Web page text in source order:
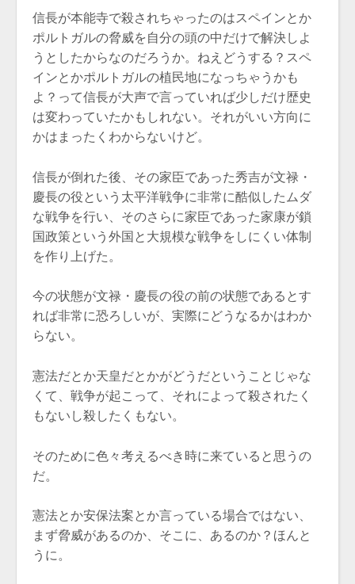
信長が本能寺で殺されちゃったのはスペインとか
ポルトガルの脅威を自分の頭の中だけで解決しよ
うとしたからなのだろうか。ねえどうする？スペ
インとかポルトガルの植民地になっちゃうかも
よ？って信長が大声で言っていれば少しだけ歴史
は変わっていたかもしれない。それがいい方向に
かはまったくわからないけど。
信長が倒れた後、その家臣であった秀吉が文禄・
慶長の役という太平洋戦争に非常に酷似したムダ
な戦争を行い、そのさらに家臣であった家康が鎖
国政策という外国と大規模な戦争をしにくい体制
を作り上げた。
今の状態が文禄・慶長の役の前の状態であるとす
れば非常に恐ろしいが、実際にどうなるかはわか
らない。
憲法だとか天皇だとかがどうだということじゃな
くて、戦争が起こって、それによって殺されたく
もないし殺したくもない。
そのために色々考えるべき時に来ていると思うの
だ。
憲法とか安保法案とか言っている場合ではない、
まず脅威があるのか、そこに、あるのか？ほんと
うに。